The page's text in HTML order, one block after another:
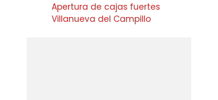
Apertura de cajas fuertes
Villanueva del Campillo